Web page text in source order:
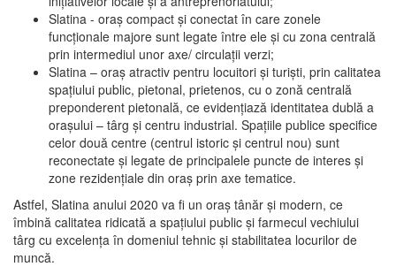
Slatina - oraş compact şi conectat în care zonele
funcţionale majore sunt legate între ele şi cu zona centrală
prin intermediul unor axe/ circulații verzi;
Slatina – oraş atractiv pentru locuitori şi turişti, prin calitatea
spaţiului public, pietonal, prietenos, cu o zonă centrală
preponderent pietonală, ce evidenţiază identitatea dublă a
oraşului – târg şi centru industrial. Spaţiile publice specifice
celor două centre (centrul istoric şi centrul nou) sunt
reconectate şi legate de principalele puncte de interes şi
zone rezidenţiale din oraş prin axe tematice.
Astfel, Slatina anului 2020 va fi un oraş tânăr şi modern, ce
îmbină calitatea ridicată a spaţiului public şi farmecul vechiului
târg cu excelenţa în domeniul tehnic şi stabilitatea locurilor de
muncă.